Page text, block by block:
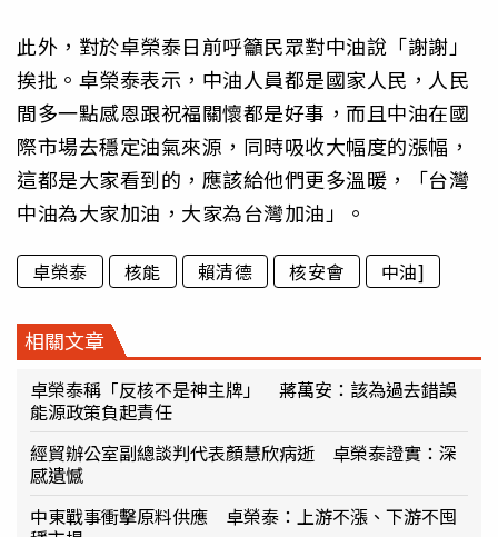
此外，對於卓榮泰日前呼籲民眾對中油說「謝謝」
挨批。卓榮泰表示，中油人員都是國家人民，人民
間多一點感恩跟祝福關懷都是好事，而且中油在國
際市場去穩定油氣來源，同時吸收大幅度的漲幅，
這都是大家看到的，應該給他們更多溫暖，「台灣
中油為大家加油，大家為台灣加油」。
卓榮泰 核能 賴清德 核安會 中油]
相關文章
卓榮泰稱「反核不是神主牌」 蔣萬安：該為過去錯誤
能源政策負起責任
經貿辦公室副總談判代表顏慧欣病逝 卓榮泰證實：深
感遺憾
中東戰事衝擊原料供應 卓榮泰：上游不漲、下游不囤